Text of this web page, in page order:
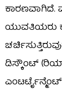
ಕಾರಣವಾಗಿದೆ.
ಯುವತಿಯರು
ಡಿಸ್ಕೌಂಟ್